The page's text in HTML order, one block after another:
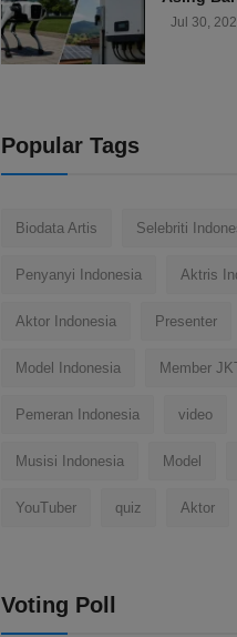
Jul 30,
Popular Tags
Biodata Artis Selebriti
Penyanyi Indonesia Aktris
Aktor Indonesia Presenter
Model Indonesia Member
Pemeran Indonesia video
Musisi Indonesia Model
YouTuber quiz Aktor
Voting Poll